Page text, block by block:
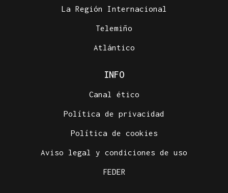
La Región Internacional
Telemiño
Atlántico
INFO
Canal ético
Política de privacidad
Política de cookies
Aviso legal y condiciones de uso
FEDER